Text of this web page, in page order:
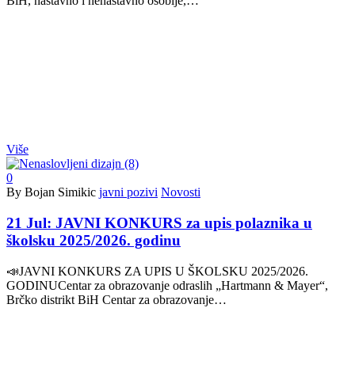
Više
0
By Bojan Simikic javni pozivi Novosti
21 Jul: JAVNI KONKURS za upis polaznika u
školsku 2025/2026. godinu
📣JAVNI KONKURS ZA UPIS U ŠKOLSKU 2025/2026.
GODINUCentar za obrazovanje odraslih „Hartmann & Mayer“,
Brčko distrikt BiH Centar za obrazovanje…